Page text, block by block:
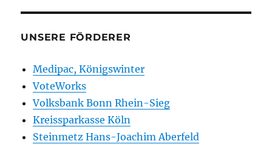
UNSERE FÖRDERER
Medipac, Königswinter
VoteWorks
Volksbank Bonn Rhein-Sieg
Kreissparkasse Köln
Steinmetz Hans-Joachim Aberfeld